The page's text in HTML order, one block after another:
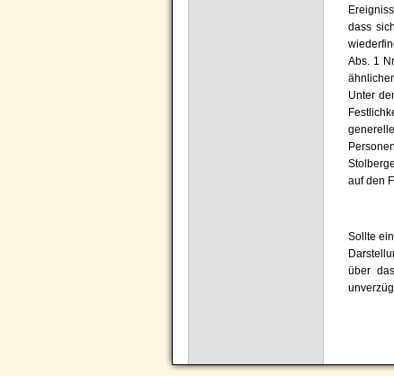
dass
Abs. 1
Unter
auf den
Sollte
über
Navigation